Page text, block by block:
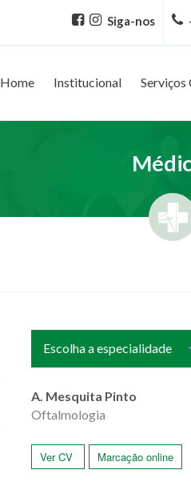
Siga-nos
Home Institucional Serviços
Escolha a especialidade
A. Mesquita Pinto
Oftalmologia
Ver CV Marcação online